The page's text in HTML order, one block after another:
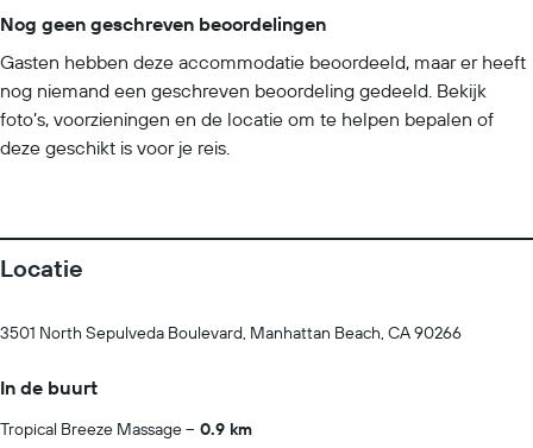
Nog geen geschreven beoordelingen
Gasten hebben deze accommodatie beoordeeld, maar er heeft
nog niemand een geschreven beoordeling gedeeld. Bekijk
foto’s, voorzieningen en de locatie om te helpen bepalen of
deze geschikt is voor je reis.
Locatie
3501 North Sepulveda Boulevard, Manhattan Beach, CA 90266
In de buurt
Tropical Breeze Massage 0.9 km